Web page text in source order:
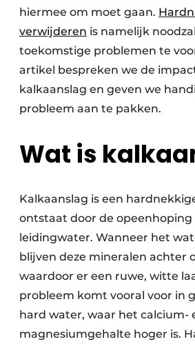
Warmtepompen
hiermee om moet gaan.
verwijderen is namelijk
toekomstige problemen te
artikel bespreken we de
kalkaanslag en geven we
probleem aan te pakken.
Wat is
Kalkaanslag is een
ontstaat door de opeenhoping
leidingwater. Wanneer het
blijven deze mineralen achter
waardoor er een ruwe, witte
probleem komt vooral voor in
hard water, waar het calcium-
magnesiumgehalte hoger is.